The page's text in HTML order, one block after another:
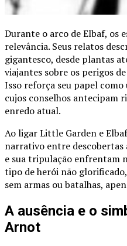
Durante o arco de Elbaf, os
relevância. Seus relatos
gigantesco, desde plantas
viajantes sobre os perigos
Isso reforça seu papel
cujos conselhos antecipam
enredo atual.
Ao ligar Little Garden e
narrativo entre descobertas
e sua tripulação enfrentam
tipo de herói não
sem armas ou batalhas,
A ausência e o
Arnot